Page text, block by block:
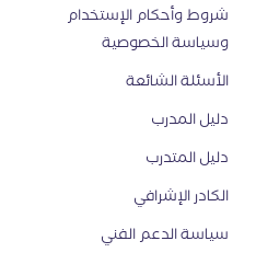
شروط وأحكام الإستخدام
وسياسة الخصوصية
الأسئلة الشائعة
دليل المدرب
دليل المتدرب
الكادر الإشرافي
سياسة الدعم الفني